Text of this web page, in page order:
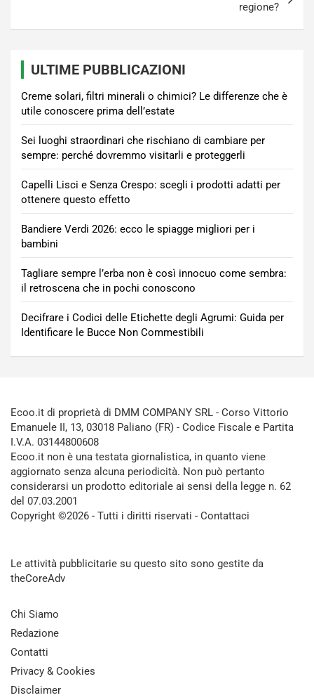
regione?
ULTIME PUBBLICAZIONI
Creme solari, filtri minerali o chimici? Le differenze che è
utile conoscere prima dell’estate
Sei luoghi straordinari che rischiano di cambiare per
sempre: perché dovremmo visitarli e proteggerli
Capelli Lisci e Senza Crespo: scegli i prodotti adatti per
ottenere questo effetto
Bandiere Verdi 2026: ecco le spiagge migliori per i
bambini
Tagliare sempre l’erba non è così innocuo come sembra:
il retroscena che in pochi conoscono
Decifrare i Codici delle Etichette degli Agrumi: Guida per
Identificare le Bucce Non Commestibili
Ecoo.it di proprietà di DMM COMPANY SRL - Corso Vittorio
Emanuele II, 13, 03018 Paliano (FR) - Codice Fiscale e Partita
I.V.A. 03144800608
Ecoo.it non è una testata giornalistica, in quanto viene
aggiornato senza alcuna periodicità. Non può pertanto
considerarsi un prodotto editoriale ai sensi della legge n. 62
del 07.03.2001
Copyright ©2026 - Tutti i diritti riservati - Contattaci
Le attività pubblicitarie su questo sito sono gestite da
theCoreAdv
Chi Siamo
Redazione
Contatti
Privacy & Cookies
Disclaimer